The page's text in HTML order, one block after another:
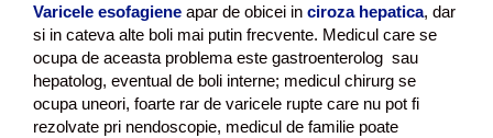
Varicele esofagiene apar de obicei in ciroza hepatica, dar
si in cateva alte boli mai putin frecvente. Medicul care se
ocupa de aceasta problema este gastroenterolog sau
hepatolog, eventual de boli interne; medicul chirurg se
ocupa uneori, foarte rar de varicele rupte care nu pot fi
rezolvate pri nendoscopie, medicul de familie poate